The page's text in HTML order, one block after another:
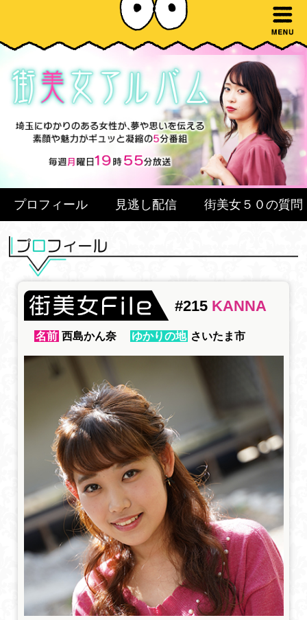
プロフィール 見逃し配信 街美女５０の質問
#215 KANNA
名前 西島かん奈 ゆかりの地 さいたま市